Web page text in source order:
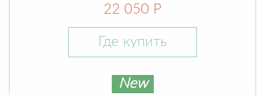
22 050 Р
Где купить
New